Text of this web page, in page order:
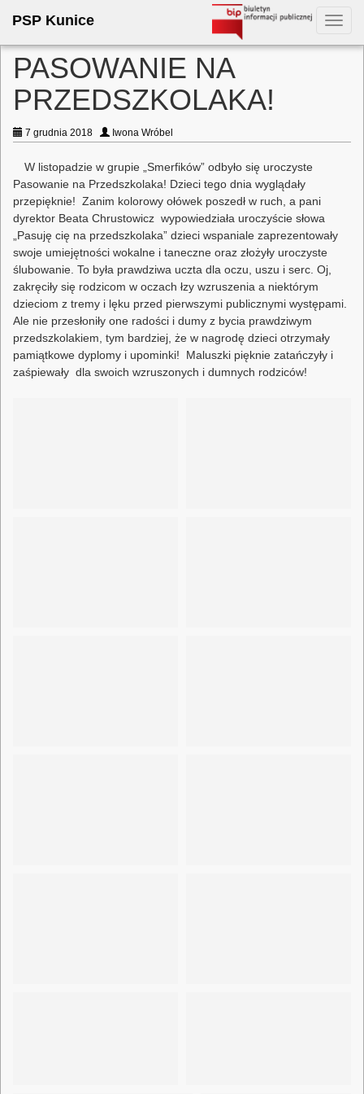
PSP Kunice
PASOWANIE NA
PRZEDSZKOLAKA!
7 grudnia 2018 Iwona Wróbel
W listopadzie w grupie „Smerfików” odbyło się uroczyste
Pasowanie na Przedszkolaka! Dzieci tego dnia wyglądały
przepięknie! Zanim kolorowy ołówek poszedł w ruch, a pani
dyrektor Beata Chrustowicz wypowiedziała uroczyście słowa
„Pasuję cię na przedszkolaka” dzieci wspaniale zaprezentowały
swoje umiejętności wokalne i taneczne oraz złożyły uroczyste
ślubowanie. To była prawdziwa uczta dla oczu, uszu i serc. Oj,
zakręciły się rodzicom w oczach łzy wzruszenia a niektórym
dzieciom z tremy i lęku przed pierwszymi publicznymi występami.
Ale nie przesłoniły one radości i dumy z bycia prawdziwym
przedszkolakiem, tym bardziej, że w nagrodę dzieci otrzymały
pamiątkowe dyplomy i upominki! Maluszki pięknie zatańczyły i
zaśpiewały dla swoich wzruszonych i dumnych rodziców!